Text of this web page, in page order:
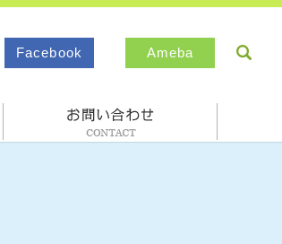
Facebook Ameba